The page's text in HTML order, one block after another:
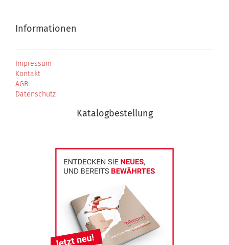
Informationen
Impressum
Kontakt
AGB
Datenschutz
Katalogbestellung